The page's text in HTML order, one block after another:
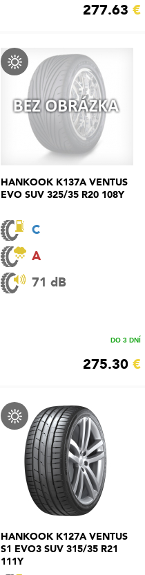
277.63 €
HANKOOK K137A VENTUS
EVO SUV 325/35 R20 108Y
C
A
71 dB
DO 3 DNÍ
275.30 €
HANKOOK K127A VENTUS
S1 EVO3 SUV 315/35 R21
111Y